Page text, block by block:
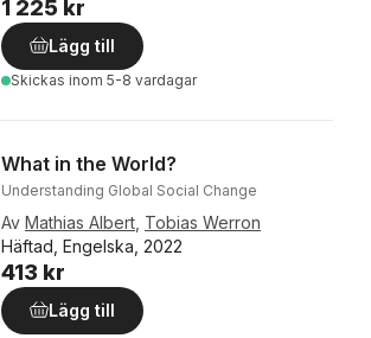
1 225 kr
Lägg till
Skickas inom 5-8 vardagar
What in the World?
Understanding Global Social Change
Av Mathias Albert Tobias Werron
Häftad, Engelska, 2022
413 kr
Lägg till